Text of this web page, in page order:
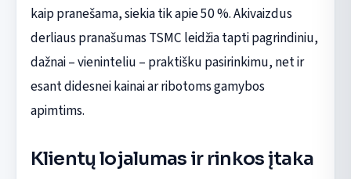
kaip pranešama, siekia tik apie 50 %. Akivaizdus
derliaus pranašumas TSMC leidžia tapti pagrindiniu,
dažnai – vieninteliu – praktišku pasirinkimu, net ir
esant didesnei kainai ar ribotoms gamybos
apimtims.
Klientų lojalumas ir rinkos įtaka